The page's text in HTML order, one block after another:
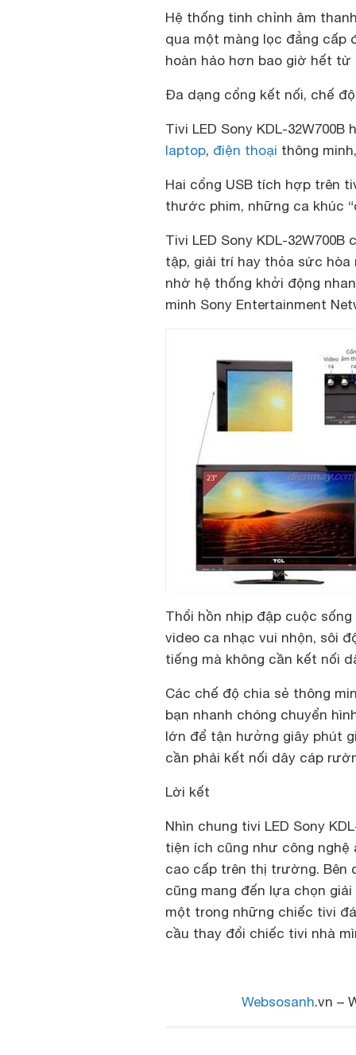
Hệ thống tinh chỉnh âm
qua một màng lọc đẳng cấp
hoàn hảo hơn bao giờ hết từ
Đa dạng cổng kết nối, chế
Tivi LED Sony KDL-
laptop, điện thoại thông
Hai cổng USB tích hợp trên
thước phim, những ca khúc
Tivi LED Sony KDL-
tập, giải trí hay thỏa sức
nhờ hệ thống khởi động
minh Sony Entertainment
Thổi hồn nhịp đập cuộc
video ca nhạc vui nhộn, sôi
tiếng mà không cần kết nối
Các chế độ chia sẻ thông
bạn nhanh chóng chuyển
lớn để tận hưởng giây phút
cần phải kết nối dây cáp
Lời kết
Nhìn chung tivi LED Sony
tiện ích cũng như công
cao cấp trên thị trường. Bên
cũng mang đến lựa chọn
một trong những chiếc tivi
cầu thay đổi chiếc tivi nhà
Websosanh.vn –